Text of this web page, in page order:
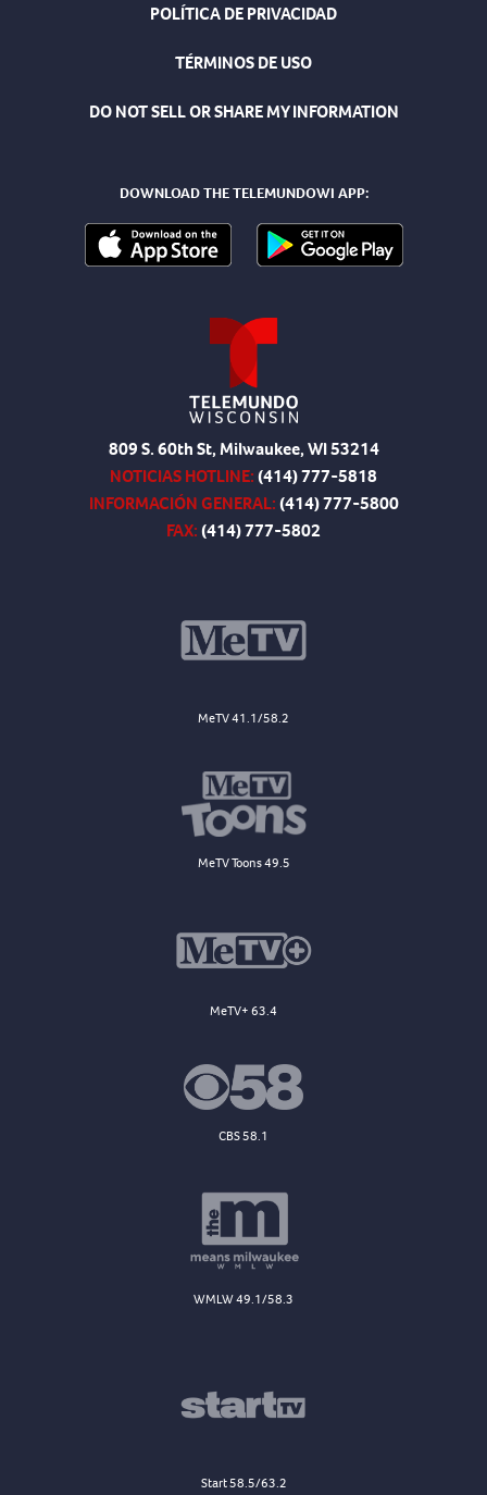
POLÍTICA DE PRIVACIDAD
TÉRMINOS DE USO
DO NOT SELL OR SHARE MY INFORMATION
DOWNLOAD THE TELEMUNDOWI APP:
809 S. 60th St, Milwaukee, WI 53214
NOTICIAS HOTLINE:(414) 777-5818
INFORMACIÓN GENERAL:(414) 777-5800
FAX:(414) 777-5802
MeTV 41.1/58.2
MeTV Toons 49.5
MeTV+ 63.4
CBS 58.1
WMLW 49.1/58.3
Start 58.5/63.2